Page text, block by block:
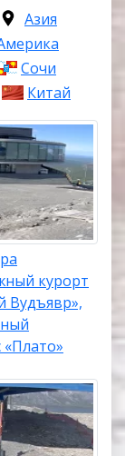
Азия
Сочи
Китай
курорт
Вудъявр»,